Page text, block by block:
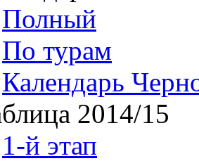
Полный
По турам
Календарь
2014/15
1-й этап